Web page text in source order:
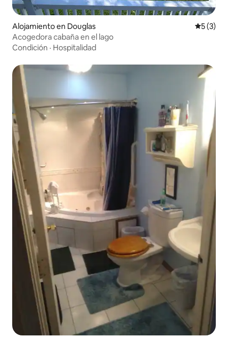
Alojamiento en Douglas
5 (3)
Acogedora cabaña en el lago
Condición · Hospitalidad